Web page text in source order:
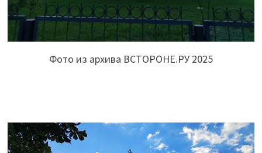
Фото из архива ВСТОРОНЕ.РУ 2025